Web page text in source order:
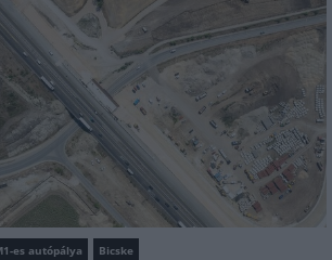
es autópálya Bicske